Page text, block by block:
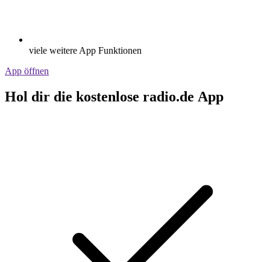
viele weitere App Funktionen
App öffnen
Hol dir die kostenlose radio.de App